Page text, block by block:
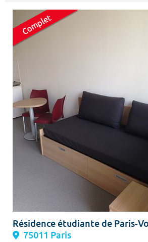
Résidence étudiante de Paris-
75011 Paris